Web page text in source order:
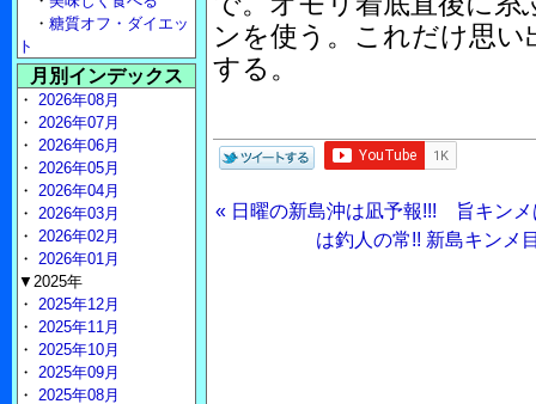
ンを使う。これだけ思
する。
« 日曜の新島沖は凪予報!!! 旨キンメ
は釣人の常!! 新島キンメ
・ 糖質オフ・ダイエッ
ト
月別インデックス
・ 2026年08月
・ 2026年07月
・ 2026年06月
・ 2026年05月
・ 2026年04月
・ 2026年03月
・ 2026年02月
・ 2026年01月
▼2025年
・ 2025年12月
・ 2025年11月
・ 2025年10月
・ 2025年09月
・ 2025年08月